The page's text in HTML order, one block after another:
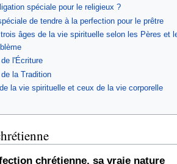
spéciale pour le religieux ?
de tendre à la perfection pour le prêtre
âges de la vie spirituelle selon les Pères et
l'Écriture
la Tradition
la vie spirituelle et ceux de la vie corporelle
chrétienne, sa vraie nature